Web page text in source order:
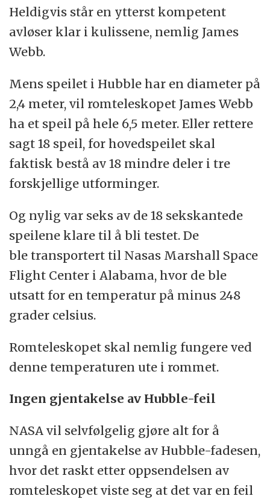
Heldigvis står en ytterst kompetent
avløser klar i kulissene, nemlig James
Webb.
Mens speilet i Hubble har en diameter på
2,4 meter, vil romteleskopet James Webb
ha et speil på hele 6,5 meter. Eller rettere
sagt 18 speil, for hovedspeilet skal
faktisk bestå av 18 mindre deler i tre
forskjellige utforminger.
Og nylig var seks av de 18 sekskantede
speilene klare til å bli testet. De
ble transportert til Nasas Marshall Space
Flight Center i Alabama, hvor de ble
utsatt for en temperatur på minus 248
grader celsius.
Romteleskopet skal nemlig fungere ved
denne temperaturen ute i rommet.
Ingen gjentakelse av Hubble-feil
NASA vil selvfølgelig gjøre alt for å
unngå en gjentakelse av Hubble-fadesen,
hvor det raskt etter oppsendelsen av
romteleskopet viste seg at det var en feil